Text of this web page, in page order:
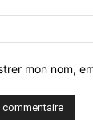
mon nom,